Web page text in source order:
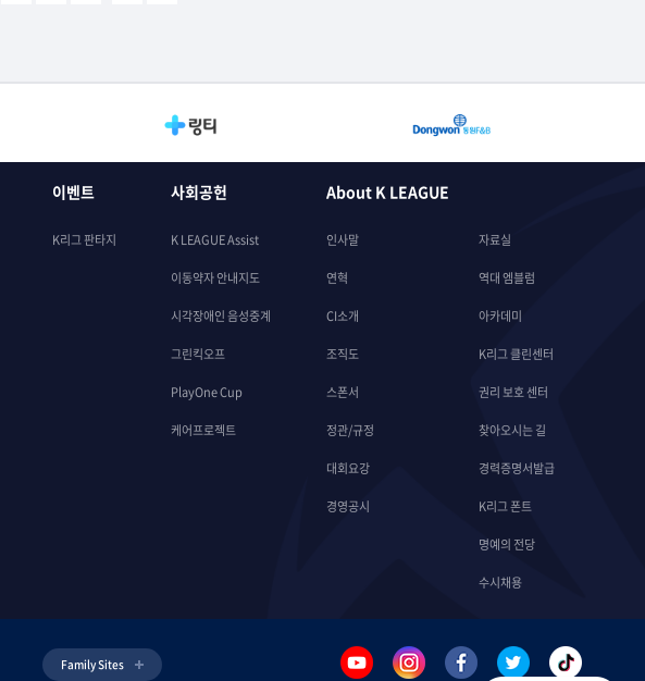
이벤트
K리그 판타지
사회공헌
K LEAGUE Assist
이동약자 안내지도
시각장애인 음성중계
그린킥오프
PlayOne Cup
케어프로젝트
About K LEAGUE
인사말
연혁
CI소개
조직도
스폰서
정관/규정
대회요강
경영공시
자료실
역대 엠블럼
아카데미
K리그 클린센터
권리 보호 센터
찾아오시는 길
경력증명서발급
K리그 폰트
명예의 전당
수시채용
Family Sites